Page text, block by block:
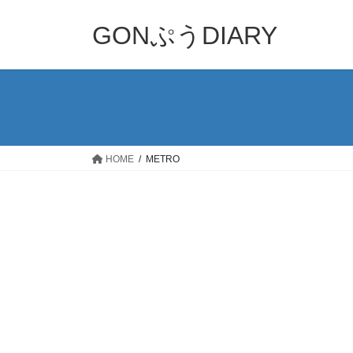
GONぷうDIARY
HOME METRO